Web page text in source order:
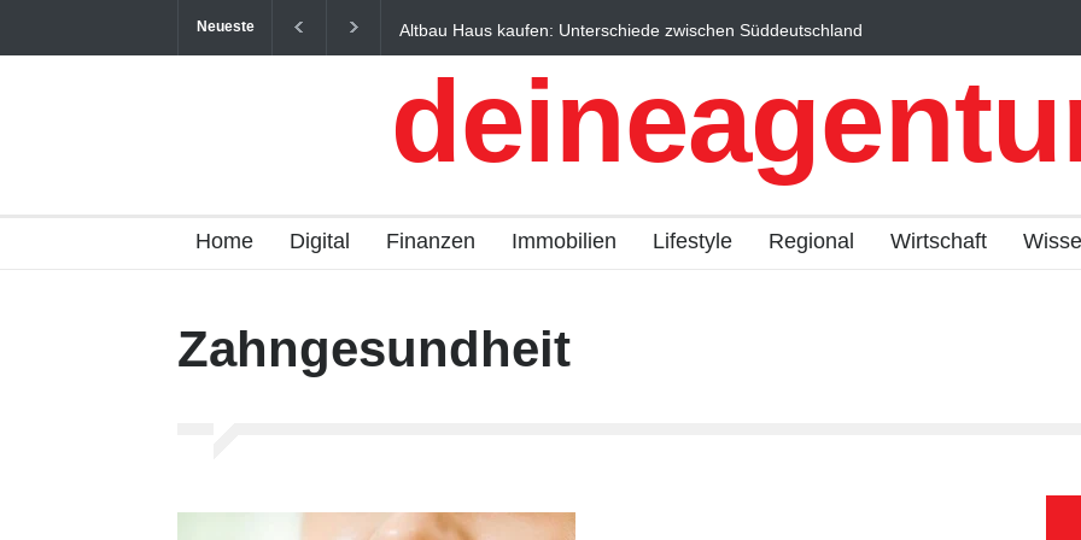
Neueste
Altbau Haus kaufen: Unterschiede zwischen Süddeutschland
und Österreich einfach erklärt
Wintersportorte als
Qualitätstourismus
Home Digital Finanzen Immobilien Lifestyle Regional Wirtschaft
Zahngesundheit